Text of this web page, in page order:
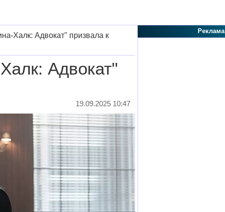
Халк: Адвокат" призвала к
Адвокат"
19.09.2025 10:47
Реклама